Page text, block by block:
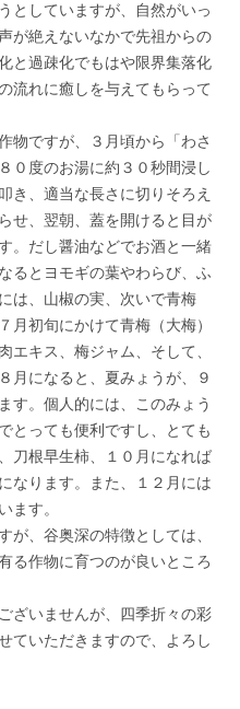
としていますが、自然がいっ
が絶えないなかで先祖からの
と過疎化でもはや限界集落化
流れに癒しを与えてもらって
物ですが、３月頃から「わさ
０度のお湯に約３０秒間浸し
き、適当な長さに切りそろえ
せ、翌朝、蓋を開けると目が
。だし醤油などでお酒と一緒
るとヨモギの葉やわらび、ふ
は、山椒の実、次いで青梅
月初旬にかけて青梅（大梅）
エキス、梅ジャム、そして、
月になると、夏みょうが、９
す。個人的には、このみょう
とっても便利ですし、とても
刀根早生柿、１０月になれば
なります。また、１２月には
ます。
、谷奥深の特徴としては、
る作物に育つのが良いところ
ざいませんが、四季折々の彩
ていただきますので、よろし